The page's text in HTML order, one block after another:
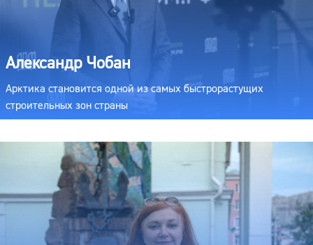
Александр Чобан
Арктика становится одной из самых быстрорастущих
строительных зон страны